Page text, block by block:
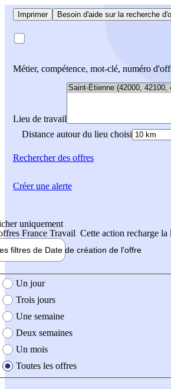
Imprimer Besoin d'aide sur la recherche
Métier, compétence, mot-clé, numéro
Lieu de travail
Distance autour du lieu choisi
Rechercherdes offres
uniquement
France Travail Cette action recharge la
filtres de Date de création de l'offre
création de l'offre
Un jour
Trois jours
Une semaine
Deux semaines
Un mois
Toutes les offres
Créer une alerte